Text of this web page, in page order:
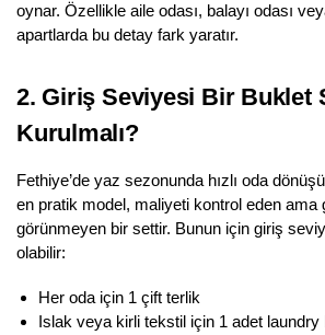
oynar. Özellikle aile odası, balayı odası
apartlarda bu detay fark yaratır.
2. Giriş Seviyesi Bir Buklet
Kurulmalı?
Fethiye’de yaz sezonunda hızlı oda
en pratik model, maliyeti kontrol eden ama
görünmeyen bir settir. Bunun için giriş
olabilir:
Her oda için 1 çift terlik
Islak veya kirli tekstil için 1 adet laundry